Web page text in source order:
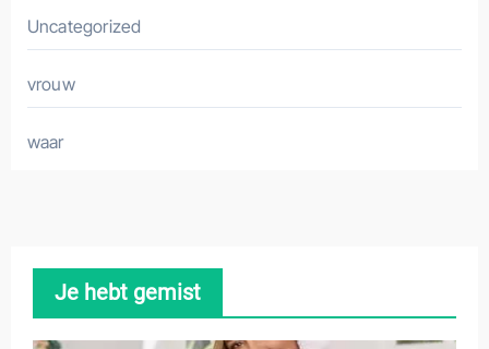
Uncategorized
vrouw
waar
Je hebt gemist